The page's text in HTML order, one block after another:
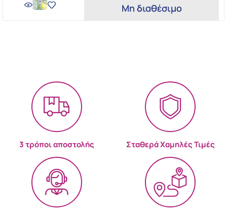
Μη διαθέσιμο
3 τρόποι αποστολής Σταθερά Χαμηλές Τιμές